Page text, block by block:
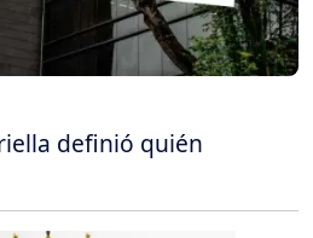
definió quién